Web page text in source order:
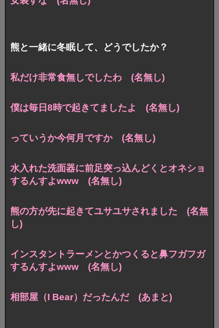
熊と一緒に冬眠して、どうでしたか？
私だけ非常食無しでしたわ (名無し)
僕は毎日8時で起きてましたよ (名無し)
っていうか今何月ですか (名無し)
水入れた洗面器に前足突っ込んどくとオネショ
するんすよwww (名無し)
熊の方が先に起きてユサユサされました (名無
し)
インスタントラーメンとかつくると鼻フガフガ
するんすよwww (名無し)
相部屋（I Bear）だったんだ (あまと)